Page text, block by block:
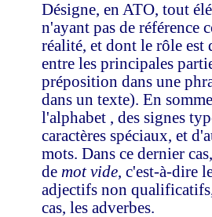
Désigne, en ATO, tout
n'ayant pas de référence
réalité, et dont le rôle est
entre les principales
préposition dans une
dans un texte). En
l'alphabet , des signes
caractères spéciaux, et
mots. Dans ce dernier
de mot vide, c'est-à-dire
adjectifs non
cas, les adverbes.